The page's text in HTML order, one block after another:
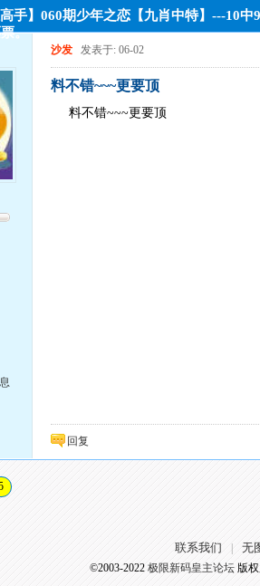
手】060期少年之恋【九肖中特】---10中
。
沙发 发表于: 06-02
料不错~~~更要顶
料不错~~~更要顶
回复
联系我们 无
©2003-2022 极限新码皇主论坛版权